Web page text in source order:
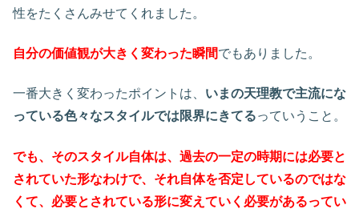
性をたくさんみせてくれました。
自分の価値観が大きく変わった瞬間でもありました。
一番大きく変わったポイントは、 いまの天理教で主流にな
っている色々なスタイルでは限界にきてるっていうこと。
でも、そのスタイル自体は、過去の一定の時期には必要と
されていた形なわけで、それ自体を否定しているのではな
くて、必要とされている形に変えていく必要があるってい